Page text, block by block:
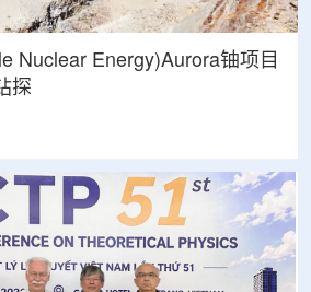
Nuclear Energy)Aurora铀项目
探